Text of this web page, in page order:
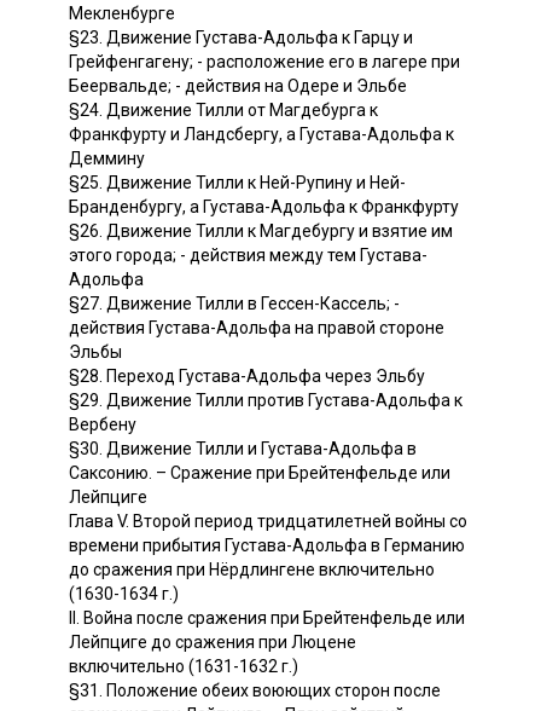
Мекленбурге
§23. Движение Густава-Адольфа к Гарцу и
Грейфенгагену; - расположение его в лагере при
Беервальде; - действия на Одере и Эльбе
§24. Движение Тилли от Магдебурга к
Франкфурту и Ландсбергу, а Густава-Адольфа к
Деммину
§25. Движение Тилли к Ней-Рупину и Ней-
Бранденбургу, а Густава-Адольфа к Франкфурту
§26. Движение Тилли к Магдебургу и взятие им
этого города; - действия между тем Густава-
Адольфа
§27. Движение Тилли в Гессен-Кассель; -
действия Густава-Адольфа на правой стороне
Эльбы
§28. Переход Густава-Адольфа через Эльбу
§29. Движение Тилли против Густава-Адольфа к
Вербену
§30. Движение Тилли и Густава-Адольфа в
Саксонию. – Сражение при Брейтенфельде или
Лейпциге
Глава V. Второй период тридцатилетней войны со
времени прибытия Густава-Адольфа в Германию
до сражения при Нёрдлингене включительно
(1630-1634 г.)
II. Война после сражения при Брейтенфельде или
Лейпциге до сражения при Люцене
включительно (1631-1632 г.)
§31. Положение обеих воюющих сторон после